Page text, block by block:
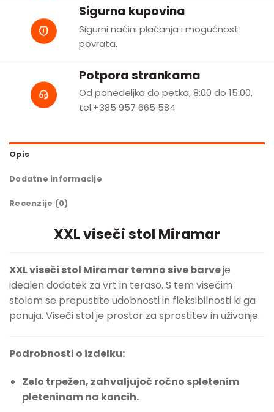
Sigurna kupovina
Sigurni naćini plaćanja i mogućnost
povrata.
Potpora strankama
Od ponedeljka do petka, 8:00 do 15:00,
tel:+385 957 665 584
Opis
Dodatne informacije
Recenzije (0)
XXL viseči stol Miramar
XXL viseči stol Miramar temno sive barveje
idealen dodatek za vrt in teraso. S tem visečim
stolom se prepustite udobnosti in fleksibilnosti ki ga
ponuja. Viseči stol je prostor za sprostitev in uživanje.
Podrobnosti o izdelku:
Zelo trpežen, zahvaljujoč ročno spletenim
pleteninam na koncih.